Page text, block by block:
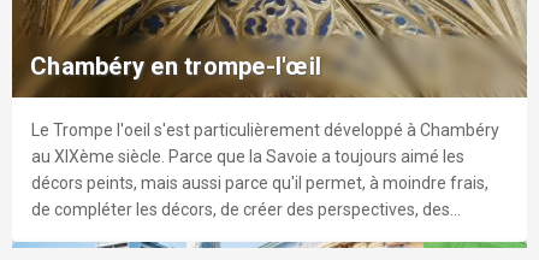
aux années 30.
explore1.1 km
Gardez la forme avec Happy Moves, votre studio de Pilates,
yoga, danse et fitness au centre-ville de Chambéry.
explore 2.0 km
Chambéry en trompe-l'œil
Le Trompe l'oeil s'est particulièrement développé à Chambéry
au XIXème siècle. Parce que la Savoie a toujours aimé les
décors peints, mais aussi parce qu'il permet, à moindre frais,
de compléter les décors, de créer des perspectives, des